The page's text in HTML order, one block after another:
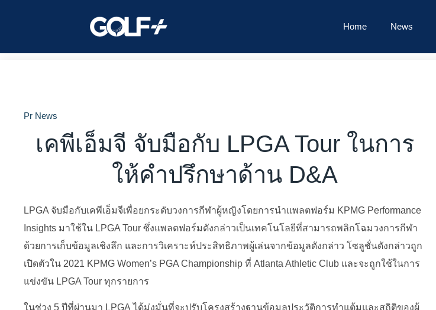
Home News
Pr News
เคพีเอ็มจี จับมือกับ LPGA Tour ในการ
ให้คำปรึกษาด้าน D&A
LPGA จับมือกับเคพีเอ็มจีเพื่อยกระดับวงการกีฬาผู้หญิงโดยการนำแพลตฟอร์ม KPMG Performance
Insights มาใช้ใน LPGA Tour ซึ่งแพลตฟอร์มดังกล่าวเป็นเทคโนโลยีที่สามารถพลิกโฉมวงการกีฬา
ด้วยการเก็บข้อมูลเชิงลึก และการวิเคราะห์ประสิทธิภาพผู้เล่นจากข้อมูลดังกล่าว โซลูชั่นดังกล่าวถูก
เปิดตัวใน 2021 KPMG Women’s PGA Championship ที่ Atlanta Athletic Club และจะถูกใช้ในการ
แข่งขัน LPGA Tour ทุกรายการ
ในช่วง 5 ปีที่ผ่านมา LPGA ได้มุ่งมั่นที่จะปรับโครงสร้างฐานข้อมูลประวัติการทำแต้มและสถิติของผู้